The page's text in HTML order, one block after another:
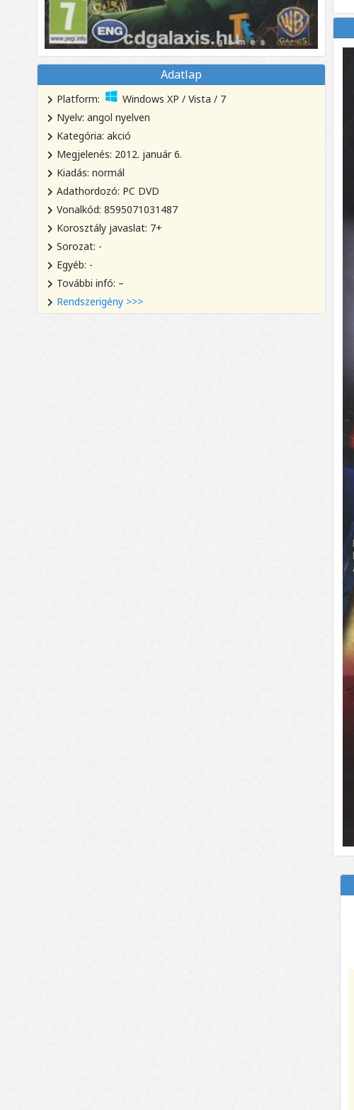
Adatlap
Platform:
Windows XP / Vista / 7
Nyelv: angol nyelven
Kategória: akció
Megjelenés: 2012. január 6.
Kiadás: normál
Adathordozó: PC DVD
Vonalkód: 8595071031487
Korosztály javaslat: 7+
Sorozat: -
Egyéb: -
További infó: –
Rendszerigény >>>